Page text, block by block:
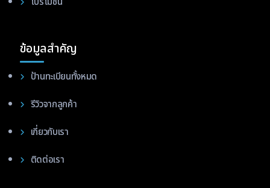
ข้อมูลสำคัญ
ป้านทะเบียนทั้งหมด
รีวิวจากลูกค้า
เกี่ยวกับเรา
ติดต่อเรา